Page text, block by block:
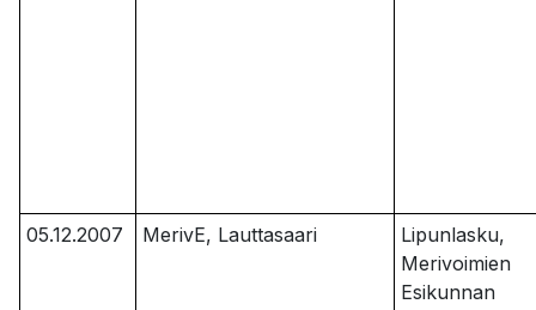
05.12.2007 MerivE, Lauttasaari
Lipunlasku,
Merivoimien
Esikunnan